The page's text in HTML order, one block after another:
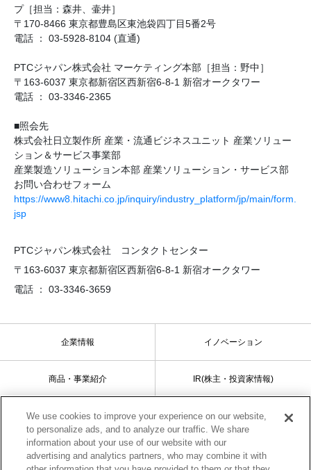
プ［担当：森井、壷井］
〒170-8466 東京都豊島区東池袋四丁目5番2号
電話 ： 03-5928-8104 (直通)
PTCジャパン株式会社 マーケティング本部［担当：野中］
〒163-6037 東京都新宿区西新宿6-8-1 新宿オークタワー
電話 ： 03-3346-2365
■照会先
株式会社日立製作所 産業・流通ビジネスユニット 産業ソリュー
ション＆サービス事業部
産業製造ソリューション本部 産業ソリューション・サービス部
お問い合わせフォーム
https://www8.hitachi.co.jp/inquiry/industry_platform/jp/main/form.
jsp
PTCジャパン株式会社 コンタクトセンター
〒163-6037 東京都新宿区西新宿6-8-1 新宿オークタワー
電話 ： 03-3346-3659
企業情報 イノベーション
商品・事業紹介 IR(株主・投資家情報)
サステナビリティ 採用情報
We use cookies to improve your experience on our website,
to personalize ads, and to analyze our traffic. We share
information about your use of our website with our
advertising and analytics partners, who may combine it with